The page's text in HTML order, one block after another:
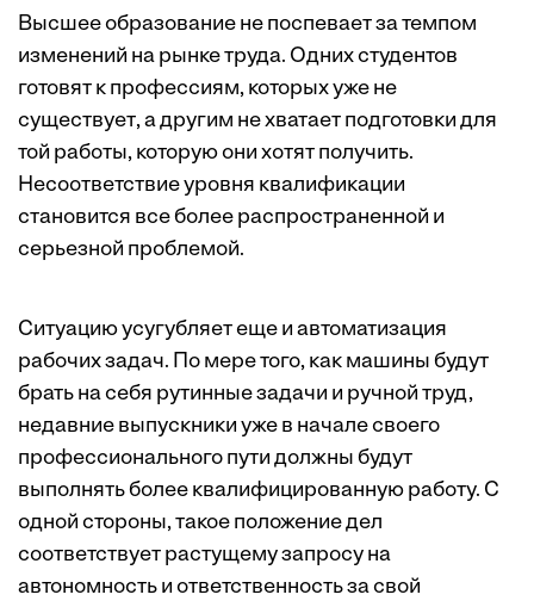
Высшее образование не поспевает за темпом
изменений на рынке труда. Одних студентов
готовят к профессиям, которых уже не
существует, а другим не хватает подготовки для
той работы, которую они хотят получить.
Несоответствие уровня квалификации
становится все более распространенной и
серьезной проблемой.
Ситуацию усугубляет еще и автоматизация
рабочих задач. По мере того, как машины будут
брать на себя рутинные задачи и ручной труд,
недавние выпускники уже в начале своего
профессионального пути должны будут
выполнять более квалифицированную работу. С
одной стороны, такое положение дел
соответствует растущему запросу на
автономность и ответственность за свой